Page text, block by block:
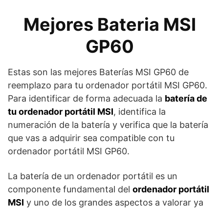
Mejores Bateria MSI
GP60
Estas son las mejores Baterías MSI GP60 de
reemplazo para tu ordenador portátil MSI GP60.
Para identificar de forma adecuada la batería de
tu ordenador portátil MSI, identifica la
numeración de la batería y verifica que la batería
que vas a adquirir sea compatible con tu
ordenador portátil MSI GP60.
La batería de un ordenador portátil es un
componente fundamental del ordenador portátil
MSI y uno de los grandes aspectos a valorar ya